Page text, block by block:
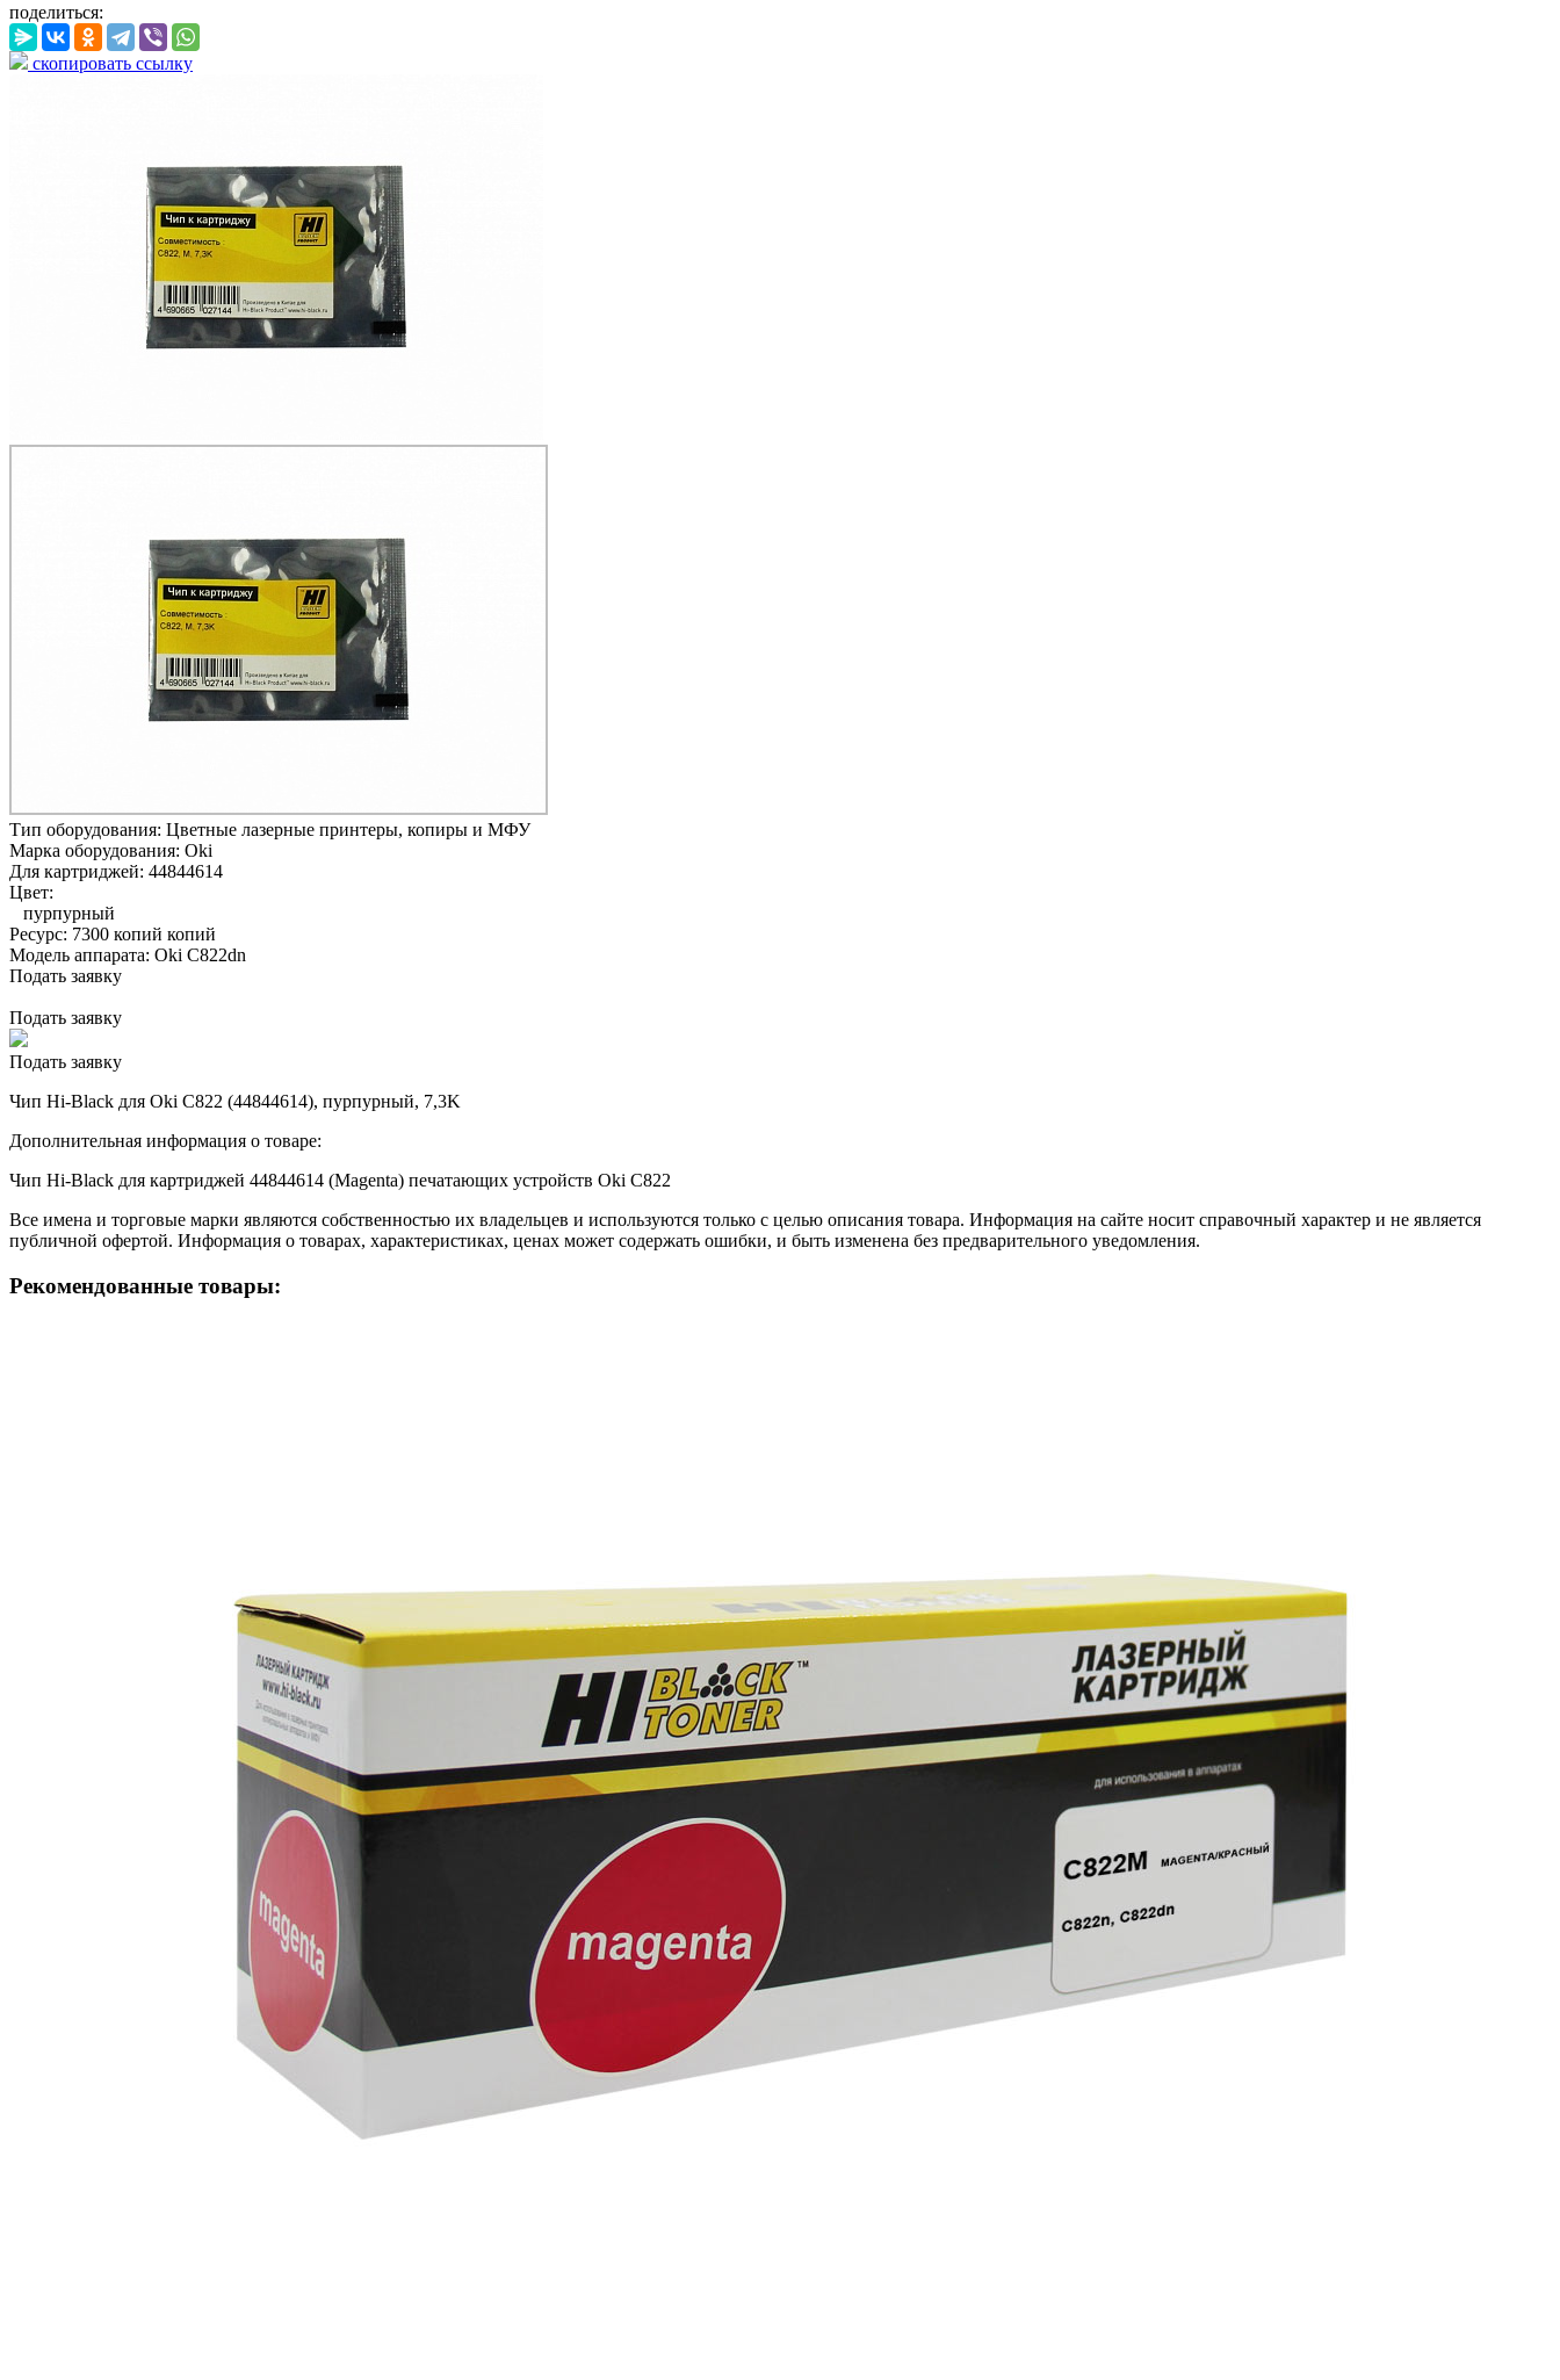
поделиться:
скопировать ссылку
Тип оборудования: Цветные лазерные принтеры, копиры и МФУ
Марка оборудования: Oki
Для картриджей: 44844614
Цвет:
пурпурный
Ресурс: 7300 копий копий
Модель аппарата: Oki C822dn
Подать заявку
Подать заявку
Подать заявку
Чип Hi-Black для Oki C822 (44844614), пурпурный, 7,3K
Дополнительная информация о товаре:
Чип Hi-Black для картриджей 44844614 (Magenta) печатающих устройств Oki C822
Все имена и торговые марки являются собственностью их владельцев и используются только с целью описания товара. Информация на сайте носит справочный характер и не является
публичной офертой. Информация о товарах, характеристиках, ценах может содержать ошибки, и быть изменена без предварительного уведомления.
Рекомендованные товары: